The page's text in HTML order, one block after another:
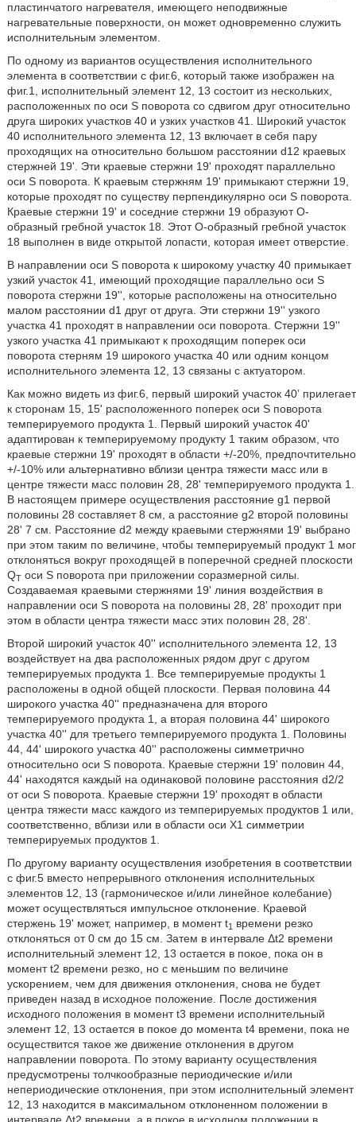
пластинчатого нагревателя, имеющего неподвижные
нагревательные поверхности, он может одновременно служить
исполнительным элементом.
По одному из вариантов осуществления исполнительного
элемента в соответствии с фиг.6, который также изображен на
фиг.1, исполнительный элемент 12, 13 состоит из нескольких,
расположенных по оси S поворота со сдвигом друг относительно
друга широких участков 40 и узких участков 41. Широкий участок
40 исполнительного элемента 12, 13 включает в себя пару
проходящих на относительно большом расстоянии d12 краевых
стержней 19'. Эти краевые стержни 19' проходят параллельно
оси S поворота. К краевым стержням 19' примыкают стержни 19,
которые проходят по существу перпендикулярно оси S поворота.
Краевые стержни 19' и соседние стержни 19 образуют O-
образный гребной участок 18. Этот O-образный гребной участок
18 выполнен в виде открытой лопасти, которая имеет отверстие.
В направлении оси S поворота к широкому участку 40 примыкает
узкий участок 41, имеющий проходящие параллельно оси S
поворота стержни 19'', которые расположены на относительно
малом расстоянии d1 друг от друга. Эти стержни 19'' узкого
участка 41 проходят в направлении оси поворота. Стержни 19''
узкого участка 41 примыкают к проходящим поперек оси
поворота стерням 19 широкого участка 40 или одним концом
исполнительного элемента 12, 13 связаны с актуатором.
Как можно видеть из фиг.6, первый широкий участок 40ʽ прилегает
к сторонам 15, 15' расположенного поперек оси S поворота
темперируемого продукта 1. Первый широкий участок 40'
адаптирован к темперируемому продукту 1 таким образом, что
краевые стержни 19' проходят в области +/-20%, предпочтительно
+/-10% или альтернативно вблизи центра тяжести масс или в
центре тяжести масс половин 28, 28' темперируемого продукта 1.
В настоящем примере осуществления расстояние g1 первой
половины 28 составляет 8 см, а расстояние g2 второй половины
28' 7 см. Расстояние d2 между краевыми стержнями 19' выбрано
при этом таким по величине, чтобы темперируемый продукт 1 мог
отклоняться вокруг проходящей в поперечной средней плоскости
QTоси S поворота при приложении соразмерной силы.
Создаваемая краевыми стержнями 19' линия воздействия в
направлении оси S поворота на половины 28, 28' проходит при
этом в области центра тяжести масс этих половин 28, 28'.
Второй широкий участок 40'' исполнительного элемента 12, 13
воздействует на два расположенных рядом друг с другом
темперируемых продукта 1. Все темперируемые продукты 1
расположены в одной общей плоскости. Первая половина 44
широкого участка 40'' предназначена для второго
темперируемого продукта 1, а вторая половина 44' широкого
участка 40'' для третьего темперируемого продукта 1. Половины
44, 44' широкого участка 40'' расположены симметрично
относительно оси S поворота. Краевые стержни 19' половин 44,
44' находятся каждый на одинаковой половине расстояния d2/2
от оси S поворота. Краевые стержни 19' проходят в области
центра тяжести масс каждого из темперируемых продуктов 1 или,
соответственно, вблизи или в области оси X1 симметрии
темперируемых продуктов 1.
По другому варианту осуществления изобретения в соответствии
с фиг.5 вместо непрерывного отклонения исполнительных
элементов 12, 13 (гармоническое и/или линейное колебание)
может осуществляться импульсное отклонение. Краевой
стержень 19' может, например, в момент t1 времени резко
отклоняться от 0 см до 15 см. Затем в интервале Δt2 времени
исполнительный элемент 12, 13 остается в покое, пока он в
момент t2 времени резко, но с меньшим по величине
ускорением, чем для движения отклонения, снова не будет
приведен назад в исходное положение. После достижения
исходного положения в момент t3 времени исполнительный
элемент 12, 13 остается в покое до момента t4 времени, пока не
осуществится такое же движение отклонения в другом
направлении поворота. По этому варианту осуществления
предусмотрены толчкообразные периодические и/или
непериодические отклонения, при этом исполнительный элемент
12, 13 находится в максимальном отклоненном положении в